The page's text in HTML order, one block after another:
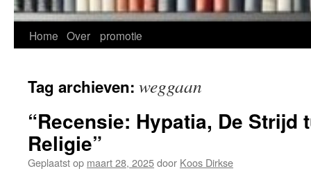
Home Over promotie
Tag archieven: weggaan
“Recensie: Hypatia, De Strijd
Religie”
Geplaatst op maart 28, 2025door Koos Dirkse